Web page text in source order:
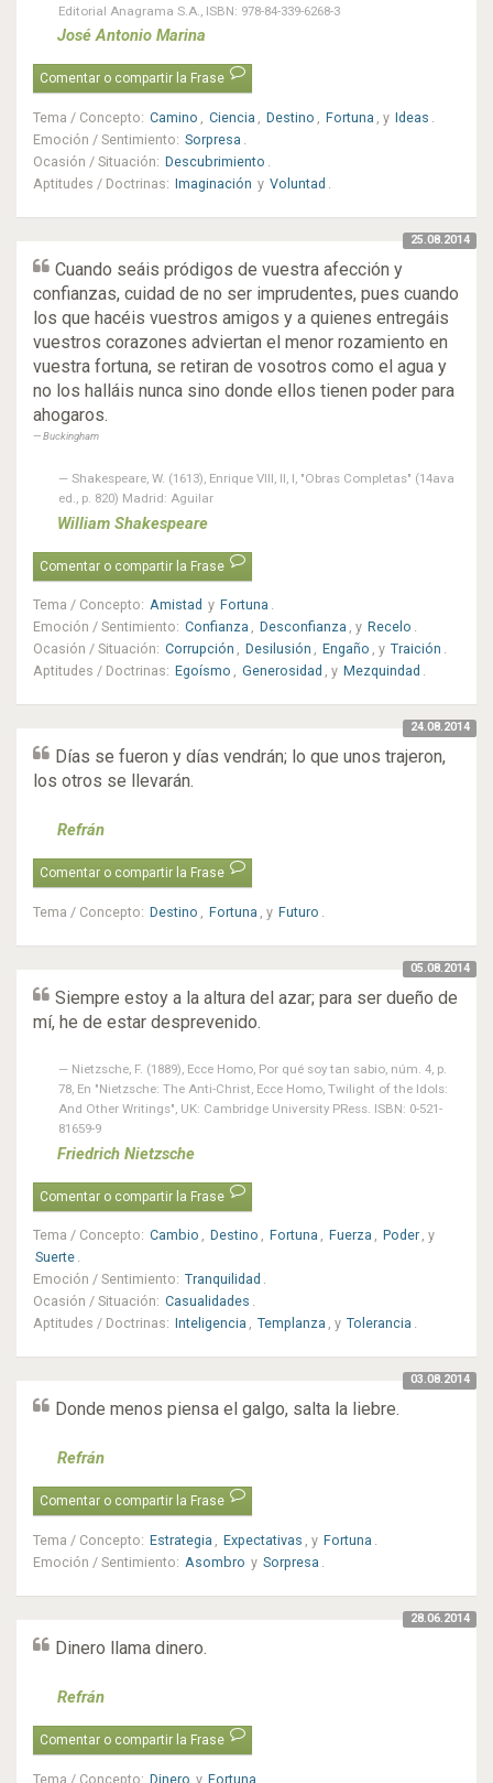
Editorial Anagrama S.A., ISBN: 978-84-339-6268-3
José Antonio Marina
Comentar o compartir la Frase
Tema / Concepto: Camino Ciencia Destino Fortuna , y Ideas
Emoción / Sentimiento: Sorpresa
Ocasión / Situación: Descubrimiento
Aptitudes / Doctrinas: Imaginación y Voluntad
25.08.2014
Cuando seáis pródigos de vuestra afección y
confianzas, cuidad de no ser imprudentes, pues cuando
los que hacéis vuestros amigos y a quienes entregáis
vuestros corazones adviertan el menor rozamiento en
vuestra fortuna, se retiran de vosotros como el agua y
no los halláis nunca sino donde ellos tienen poder para
ahogaros.
Buckingham
Shakespeare, W. (1613), Enrique VIII, II, I, "Obras Completas" (14ava
ed., p. 820) Madrid: Aguilar
William Shakespeare
Comentar o compartir la Frase
Tema / Concepto: Amistad y Fortuna .
Emoción / Sentimiento: Confianza , Desconfianza , y Recelo .
Ocasión / Situación: Corrupción , Desilusión , Engaño , y Traición .
Aptitudes / Doctrinas: Egoísmo , Generosidad , y Mezquindad .
24.08.2014
Días se fueron y días vendrán; lo que unos trajeron,
los otros se llevarán.
Refrán
Comentar o compartir la Frase
Tema / Concepto: Destino Fortuna , y Futuro
05.08.2014
Siempre estoy a la altura del azar; para ser dueño de
mí, he de estar desprevenido.
Nietzsche, F. (1889), Ecce Homo, Por qué soy tan sabio, núm. 4, p.
78, En "Nietzsche: The Anti-Christ, Ecce Homo, Twilight of the Idols:
And Other Writings", UK: Cambridge University PRess. ISBN: 0-521-
81659-9
Friedrich Nietzsche
Comentar o compartir la Frase
Tema / Concepto: Cambio , Destino , Fortuna , Fuerza , Poder , y
Suerte .
Emoción / Sentimiento: Tranquilidad .
Ocasión / Situación: Casualidades .
Aptitudes / Doctrinas: Inteligencia , Templanza , y Tolerancia .
03.08.2014
Donde menos piensa el galgo, salta la liebre.
Refrán
Comentar o compartir la Frase
Tema / Concepto: Estrategia Expectativas , y Fortuna
Emoción / Sentimiento: Asombro y Sorpresa
28.06.2014
Dinero llama dinero.
Refrán
Comentar o compartir la Frase
Tema / Concepto: Dinero y Fortuna